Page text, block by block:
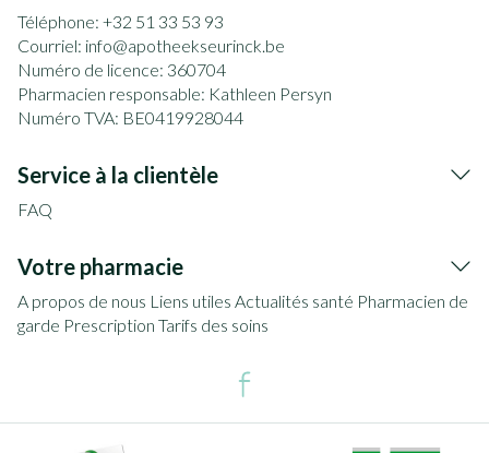
Téléphone: +32 51 33 53 93
Courriel: info@apotheekseurinck.be
Numéro de licence: 360704
Pharmacien responsable: Kathleen Persyn
Numéro TVA: BE0419928044
Service à la clientèle
FAQ
Votre pharmacie
A propos de nous Liens utiles Actualités santé Pharmacien de
garde Prescription Tarifs des soins